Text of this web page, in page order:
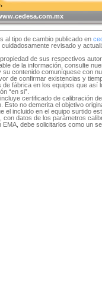
al tipo de cambio publicado en
cuidadosamente revisado y
de sus respectivos
de la información, consulte
su contenido comuníquese con
de confirmar existencias y
fábrica en los equipos que
“en si”.
certificado de calibración
no demerita el objetivo
el incluido en el equipo surtido
datos de los parámetros
debe solicitarlos como un